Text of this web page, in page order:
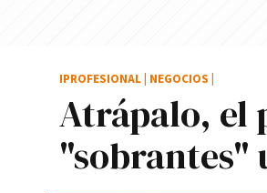
Atrápalo, el
"sobrantes"
IPROFESIONAL NEGOCIOS